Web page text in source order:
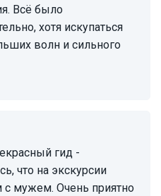
Всё было
хотя искупаться
волн и сильного
что на экскурсии
мужем. Очень приятно